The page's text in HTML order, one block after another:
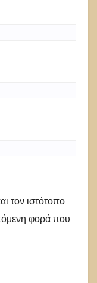
τον ιστότοπο
φορά που